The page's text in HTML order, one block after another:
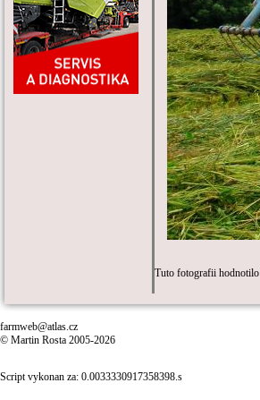
Tuto fotografii hodnotilo
farmweb@atlas.cz
© Martin Rosta 2005-2026
Script vykonan za: 0.0033330917358398.s